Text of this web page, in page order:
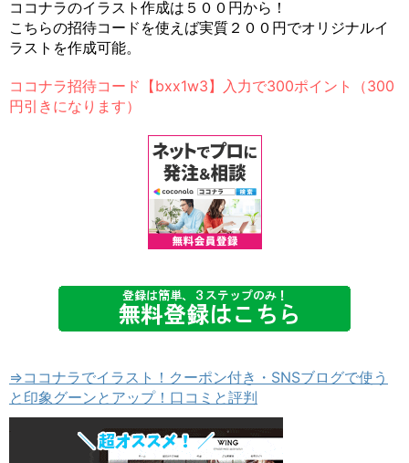
ココナラのイラスト作成は５００円から！
こちらの招待コードを使えば実質２００円でオリジナルイ
ラストを作成可能。
ココナラ招待コード【bxx1w3】入力で300ポイント（300
円引きになります）
⇒ココナラでイラスト！クーポン付き・SNSブログで使う
と印象グーンとアップ！口コミと評判